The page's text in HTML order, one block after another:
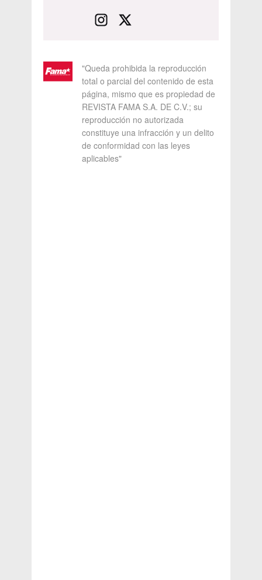
"Queda prohibida la reproducción
total o parcial del contenido de esta
página, mismo que es propiedad de
REVISTA FAMA S.A. DE C.V.; su
reproducción no autorizada
constituye una infracción y un delito
de conformidad con las leyes
aplicables"